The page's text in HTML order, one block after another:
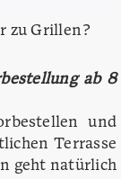
zu Grillen?
ab 8
und
Terrasse
geht natürlich